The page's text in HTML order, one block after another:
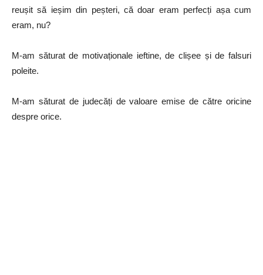
reușit să ieșim din peșteri, că doar eram perfecți așa cum
eram, nu?
M-am săturat de motivaționale ieftine, de clișee și de falsuri
poleite.
M-am săturat de judecăți de valoare emise de către oricine
despre orice.